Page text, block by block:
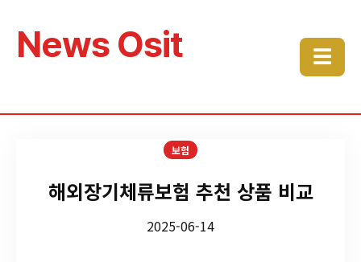
News Osit ☰
보험
해외장기체류보험 추천 상품 비교
2025-06-14